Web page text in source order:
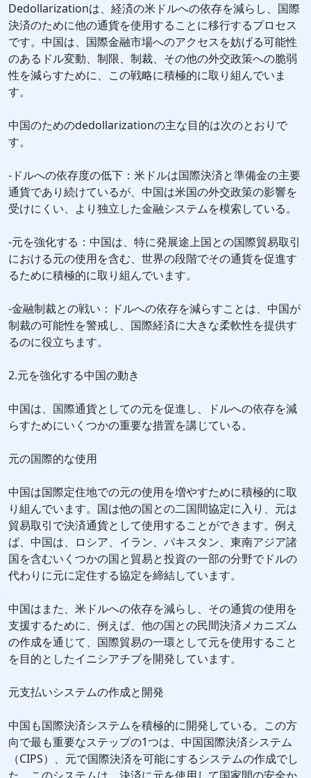
Dedollarizationは、経済の米ドルへの依存を減らし、国際
決済のために他の通貨を使用することに移行するプロセス
です。中国は、国際金融市場へのアクセスを妨げる可能性
のあるドル変動、制限、制裁、その他の外交政策への脆弱
性を減らすために、この戦略に積極的に取り組んでいま
す。
中国のためのdedollarizationの主な目的は次のとおりで
す。
-ドルへの依存度の低下：米ドルは国際決済と準備金の主要
通貨であり続けているが、中国は米国の外交政策の影響を
受けにくい、より独立した金融システムを模索している。
-元を強化する：中国は、特に発展途上国との国際貿易取引
における元の使用を含む、世界の段階でその通貨を促進す
るために積極的に取り組んでいます。
-金融制裁との戦い：ドルへの依存を減らすことは、中国が
制裁の可能性を警戒し、国際経済に大きな柔軟性を提供す
るのに役立ちます。
2.元を強化する中国の動き
中国は、国際通貨としての元を促進し、ドルへの依存を減
らすためにいくつかの重要な措置を講じている。
元の国際的な使用
中国は国際定住地での元の使用を増やすために積極的に取
り組んでいます。国は他の国との二国間協定に入り、元は
貿易取引で決済通貨として使用することができます。例え
ば、中国は、ロシア、イラン、パキスタン、東南アジア諸
国を含むいくつかの国と貿易と投資の一部の分野でドルの
代わりに元に定住する協定を締結しています。
中国はまた、米ドルへの依存を減らし、その通貨の使用を
支援するために、例えば、他の国との民間決済メカニズム
の作成を通じて、国際貿易の一環として元を使用すること
を目的としたイニシアチブを開発しています。
元支払いシステムの作成と開発
中国も国際決済システムを積極的に開発している。この方
向で最も重要なステップの1つは、中国国際決済システム
（CIPS）、元で国際決済を可能にするシステムの作成でし